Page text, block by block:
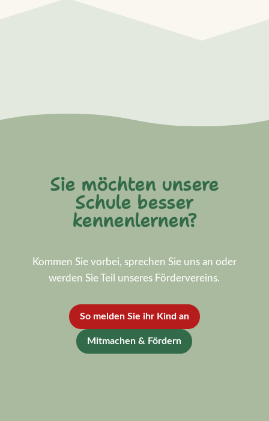
Sie möchten unsere
Schule besser
kennenlernen?
Kommen Sie vorbei, sprechen Sie uns an oder
werden Sie Teil unseres Fördervereins.
So melden Sie ihr Kind an
Mitmachen & Fördern